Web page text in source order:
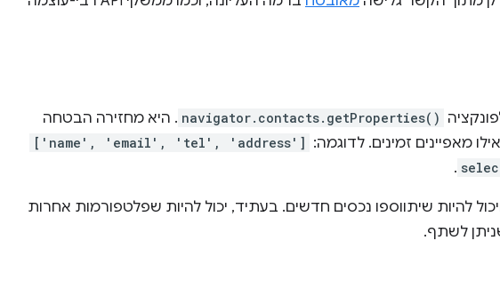
navigator.contacts.getProperties() . היא מחזירה הבטחה
מאפיינים זמינים. לדוגמה: ['name', 'email', 'tel', 'address']
.
להיות שיתווספו נכסים חדשים. בעתיד, יכול להיות שפלטפורמות אחרות
לשתף.